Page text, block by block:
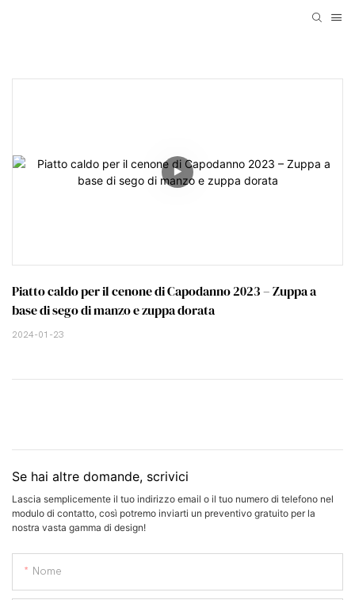
Piatto caldo per il cenone di Capodanno 2023 – Zuppa a
base di sego di manzo e zuppa dorata
2024-01-23
Se hai altre domande, scrivici
Lascia semplicemente il tuo indirizzo email o il tuo numero di telefono nel
modulo di contatto, così potremo inviarti un preventivo gratuito per la
nostra vasta gamma di design!
Nome